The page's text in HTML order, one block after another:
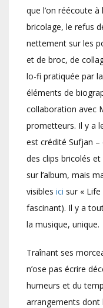
que l’on réécoute
bricolage, le refus
nettement sur les
et de broc, de
lo-fi pratiquée par
éléments de
collaboration avec
prometteurs. Il y a
est crédité Sufjan –
des clips bricolés et
sur l’album, mais
visibles ici sur «
fascinant). Il y a
la musique, unique.
Traînant ses
n’ose pas écrire
humeurs et du
arrangements dont